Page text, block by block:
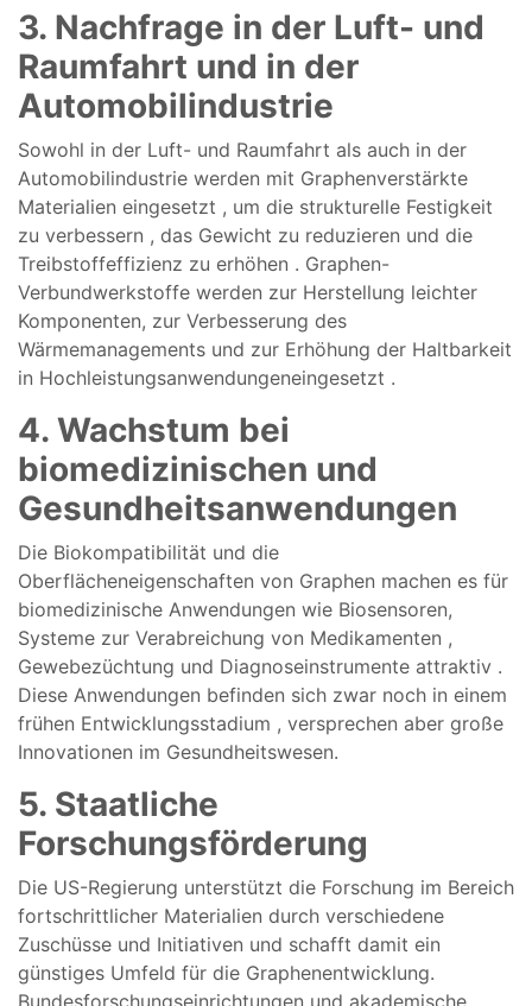
3. Nachfrage in der Luft- und
Raumfahrt und in der
Automobilindustrie
Sowohl in der Luft- und Raumfahrt als auch in der
Automobilindustrie werden mit Graphenverstärkte
Materialien eingesetzt , um die strukturelle Festigkeit
zu verbessern , das Gewicht zu reduzieren und die
Treibstoffeffizienz zu erhöhen . Graphen-
Verbundwerkstoffe werden zur Herstellung leichter
Komponenten, zur Verbesserung des
Wärmemanagements und zur Erhöhung der Haltbarkeit
in Hochleistungsanwendungeneingesetzt .
4. Wachstum bei
biomedizinischen und
Gesundheitsanwendungen
Die Biokompatibilität und die
Oberflächeneigenschaften von Graphen machen es für
biomedizinische Anwendungen wie Biosensoren,
Systeme zur Verabreichung von Medikamenten ,
Gewebezüchtung und Diagnoseinstrumente attraktiv .
Diese Anwendungen befinden sich zwar noch in einem
frühen Entwicklungsstadium , versprechen aber große
Innovationen im Gesundheitswesen.
5. Staatliche
Forschungsförderung
Die US-Regierung unterstützt die Forschung im Bereich
fortschrittlicher Materialien durch verschiedene
Zuschüsse und Initiativen und schafft damit ein
günstiges Umfeld für die Graphenentwicklung.
Bundesforschungseinrichtungen und akademische